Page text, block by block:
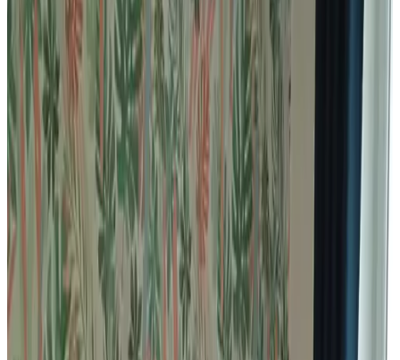
Note d'évaluation
Équipements généraux
Wi-Fi gratuit
Borne de recharge voitures électriques
Animaux domestiques (admis sur consultation)
Parking (gratuit)
Équipements du logement
Salle de bains privée